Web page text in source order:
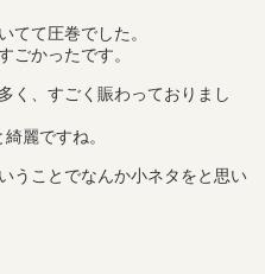
てて圧巻でした。
ごかったです。
く、すごく賑わっておりまし
麗ですね。
うことでなんか小ネタをと思い